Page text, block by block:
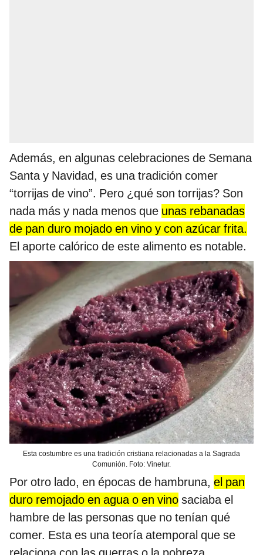
Además, en algunas celebraciones de Semana
Santa y Navidad, es una tradición comer
“torrijas de vino”. Pero ¿qué son torrijas? Son
nada más y nada menos que unas rebanadas
de pan duro mojado en vino y con azúcar frita.
El aporte calórico de este alimento es notable.
Esta costumbre es una tradición cristiana relacionadas a la Sagrada
Comunión. Foto: Vinetur.
Por otro lado, en épocas de hambruna, el pan
duro remojado en agua o en vino saciaba el
hambre de las personas que no tenían qué
comer. Esta es una teoría atemporal que se